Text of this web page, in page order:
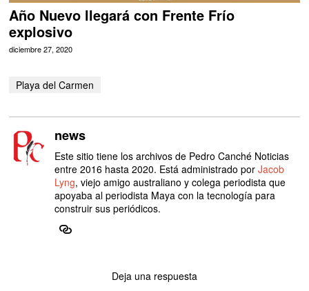
Año Nuevo llegará con Frente Frío
explosivo
diciembre 27, 2020
Playa del Carmen
news
Este sitio tiene los archivos de Pedro Canché Noticias
entre 2016 hasta 2020. Está administrado porJacob
Lyng, viejo amigo australiano y colega periodista que
apoyaba al periodista Maya con la tecnología para
construir sus periódicos.
Deja una respuesta